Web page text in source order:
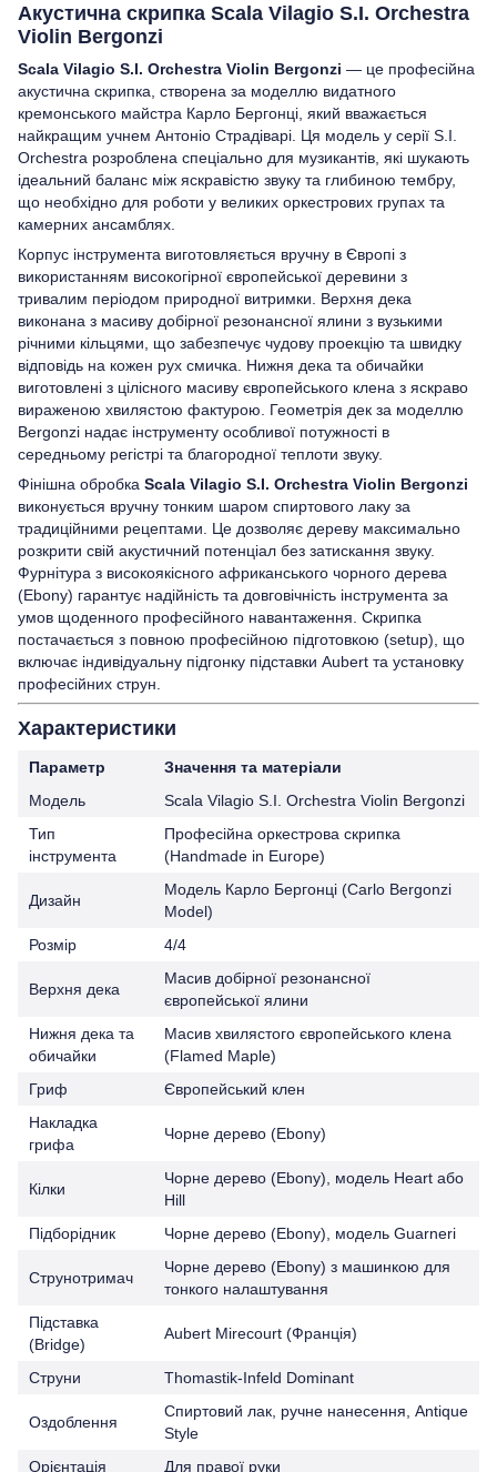
Акустична скрипка Scala Vilagio S.I. Orchestra
Violin Bergonzi
Scala Vilagio S.I. Orchestra Violin Bergonzi — це професійна
акустична скрипка, створена за моделлю видатного
кремонського майстра Карло Бергонці, який вважається
найкращим учнем Антоніо Страдіварі. Ця модель у серії S.I.
Orchestra розроблена спеціально для музикантів, які шукають
ідеальний баланс між яскравістю звуку та глибиною тембру,
що необхідно для роботи у великих оркестрових групах та
камерних ансамблях.
Корпус інструмента виготовляється вручну в Європі з
використанням високогірної європейської деревини з
тривалим періодом природної витримки. Верхня дека
виконана з масиву добірної резонансної ялини з вузькими
річними кільцями, що забезпечує чудову проекцію та швидку
відповідь на кожен рух смичка. Нижня дека та обичайки
виготовлені з цілісного масиву європейського клена з яскраво
вираженою хвилястою фактурою. Геометрія дек за моделлю
Bergonzi надає інструменту особливої потужності в
середньому регістрі та благородної теплоти звуку.
Фінішна обробка Scala Vilagio S.I. Orchestra Violin Bergonzi
виконується вручну тонким шаром спиртового лаку за
традиційними рецептами. Це дозволяє дереву максимально
розкрити свій акустичний потенціал без затискання звуку.
Фурнітура з високоякісного африканського чорного дерева
(Ebony) гарантує надійність та довговічність інструмента за
умов щоденного професійного навантаження. Скрипка
постачається з повною професійною підготовкою (setup), що
включає індивідуальну підгонку підставки Aubert та установку
професійних струн.
Характеристики
Параметр
Значення та матеріали
Модель
Scala Vilagio S.I. Orchestra Violin Bergonzi
Тип
інструмента
Професійна оркестрова скрипка
(Handmade in Europe)
Дизайн
Модель Карло Бергонці (Carlo Bergonzi
Model)
Розмір
4/4
Верхня дека
Масив добірної резонансної
європейської ялини
Нижня дека та
обичайки
Масив хвилястого європейського клена
(Flamed Maple)
Гриф
Європейський клен
Накладка
грифа
Чорне дерево (Ebony)
Кілки
Чорне дерево (Ebony), модель Heart або
Hill
Підборідник
Чорне дерево (Ebony), модель Guarneri
Струнотримач
Чорне дерево (Ebony) з машинкою для
тонкого налаштування
Підставка
(Bridge)
Aubert Mirecourt (Франція)
Струни Thomastik-Infeld Dominant
Оздоблення
Спиртовий лак, ручне нанесення, Antique
Style
Орієнтація
Для правої руки